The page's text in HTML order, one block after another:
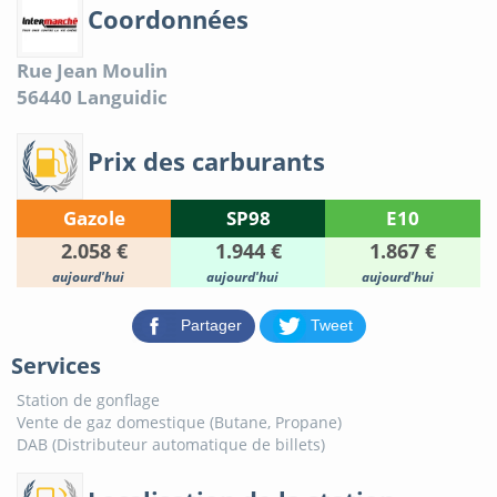
Coordonnées
Rue Jean Moulin
56440 Languidic
Prix des carburants
Gazole SP98 E10
2.058 € 1.944 € 1.867 €
aujourd'hui aujourd'hui aujourd'hui
Partager Tweet
Services
Station de gonflage
Vente de gaz domestique (Butane, Propane)
DAB (Distributeur automatique de billets)